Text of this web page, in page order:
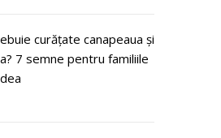
curățate canapeaua și
7 semne pentru familiile